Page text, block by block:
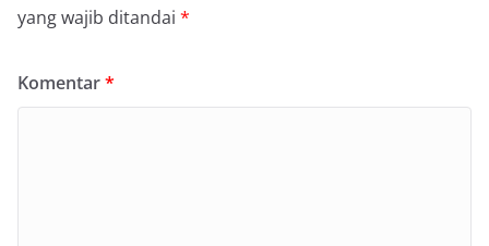
yang wajib ditandai *
Komentar*